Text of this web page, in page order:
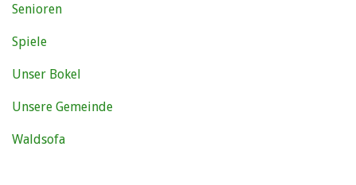
Senioren
Spiele
Unser Bokel
Unsere Gemeinde
Waldsofa